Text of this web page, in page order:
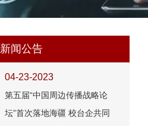
新闻公告
04-23-2023
第五届“中国周边传播战略论
坛”首次落地海疆 校台企共同